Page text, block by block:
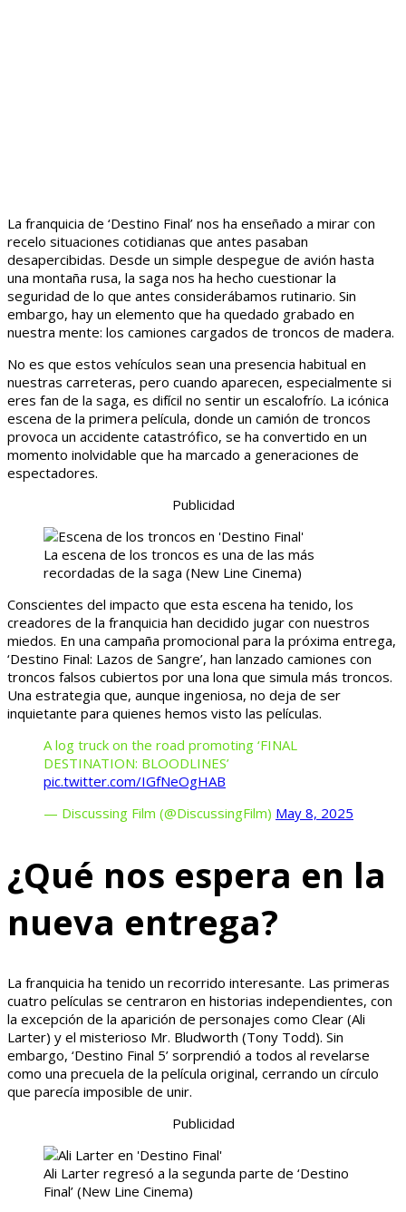
La franquicia de ‘Destino Final’ nos ha enseñado a mirar con
recelo situaciones cotidianas que antes pasaban
desapercibidas. Desde un simple despegue de avión hasta
una montaña rusa, la saga nos ha hecho cuestionar la
seguridad de lo que antes considerábamos rutinario. Sin
embargo, hay un elemento que ha quedado grabado en
nuestra mente: los camiones cargados de troncos de madera.
No es que estos vehículos sean una presencia habitual en
nuestras carreteras, pero cuando aparecen, especialmente si
eres fan de la saga, es difícil no sentir un escalofrío. La icónica
escena de la primera película, donde un camión de troncos
provoca un accidente catastrófico, se ha convertido en un
momento inolvidable que ha marcado a generaciones de
espectadores.
Publicidad
La escena de los troncos es una de las más
recordadas de la saga (New Line Cinema)
Conscientes del impacto que esta escena ha tenido, los
creadores de la franquicia han decidido jugar con nuestros
miedos. En una campaña promocional para la próxima entrega,
‘Destino Final: Lazos de Sangre’, han lanzado camiones con
troncos falsos cubiertos por una lona que simula más troncos.
Una estrategia que, aunque ingeniosa, no deja de ser
inquietante para quienes hemos visto las películas.
A log truck on the road promoting ‘FINAL
DESTINATION: BLOODLINES’
pic.twitter.com/IGfNeOgHAB
— Discussing Film (@DiscussingFilm) May 8, 2025
¿Qué nos espera en la
nueva entrega?
La franquicia ha tenido un recorrido interesante. Las primeras
cuatro películas se centraron en historias independientes, con
la excepción de la aparición de personajes como Clear (Ali
Larter) y el misterioso Mr. Bludworth (Tony Todd). Sin
embargo, ‘Destino Final 5’ sorprendió a todos al revelarse
como una precuela de la película original, cerrando un círculo
que parecía imposible de unir.
Publicidad
Ali Larter regresó a la segunda parte de ‘Destino
Final’ (New Line Cinema)